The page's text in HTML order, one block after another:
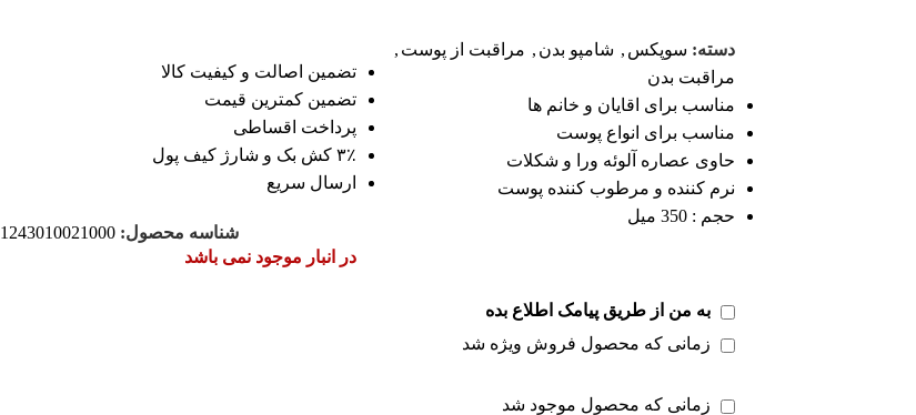
دسته: سوپکس , شامپو بدن , مراقبت از پوست ,
مراقبت بدن
مناسب برای اقایان و خانم ها
مناسب برای انواع پوست
حاوی عصاره آلوئه ورا و شکلات
نرم کننده و مرطوب کننده پوست
حجم : 350 میل
به من از طریق پیامک اطلاع بده
زمانی که محصول فروش ویژه شد
زمانی که محصول موجود شد
تضمین اصالت و کیفیت کالا
تضمین کمترین قیمت
پرداخت اقساطی
۳٪ کش بک و شارژ کیف پول
ارسال سریع
شناسه محصول: 1243010021000
در انبار موجود نمی باشد